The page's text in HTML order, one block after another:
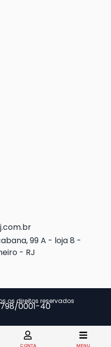
99 A - loja 8 -
- RJ
os direitos reservados
0001-40
CONTA MENU